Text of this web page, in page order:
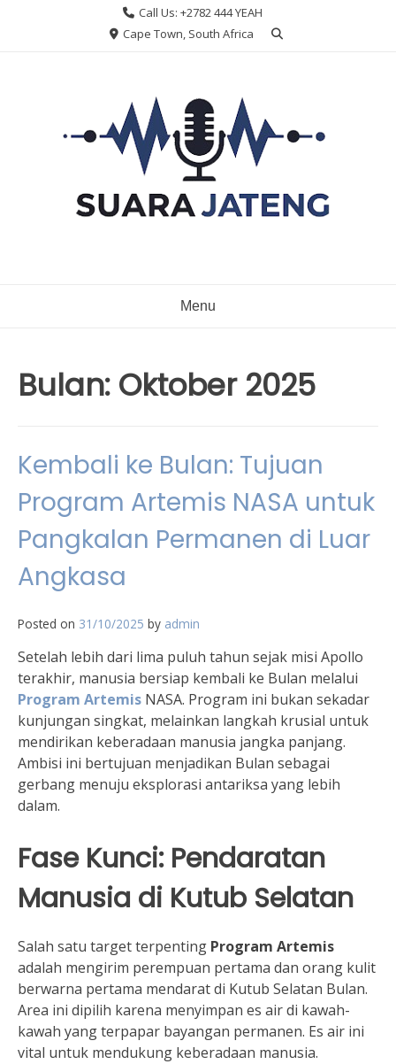
Call Us: +2782 444 YEAH
Cape Town, South Africa
Menu
Bulan: Oktober 2025
Kembali ke Bulan: Tujuan
Program Artemis NASA untuk
Pangkalan Permanen di Luar
Angkasa
Posted on 31/10/2025 by admin
Setelah lebih dari lima puluh tahun sejak misi Apollo
terakhir, manusia bersiap kembali ke Bulan melalui
Program Artemis NASA. Program ini bukan sekadar
kunjungan singkat, melainkan langkah krusial untuk
mendirikan keberadaan manusia jangka panjang.
Ambisi ini bertujuan menjadikan Bulan sebagai
gerbang menuju eksplorasi antariksa yang lebih
dalam.
Fase Kunci: Pendaratan
Manusia di Kutub Selatan
Salah satu target terpenting Program Artemis
adalah mengirim perempuan pertama dan orang kulit
berwarna pertama mendarat di Kutub Selatan Bulan.
Area ini dipilih karena menyimpan es air di kawah-
kawah yang terpapar bayangan permanen. Es air ini
vital untuk mendukung keberadaan manusia.